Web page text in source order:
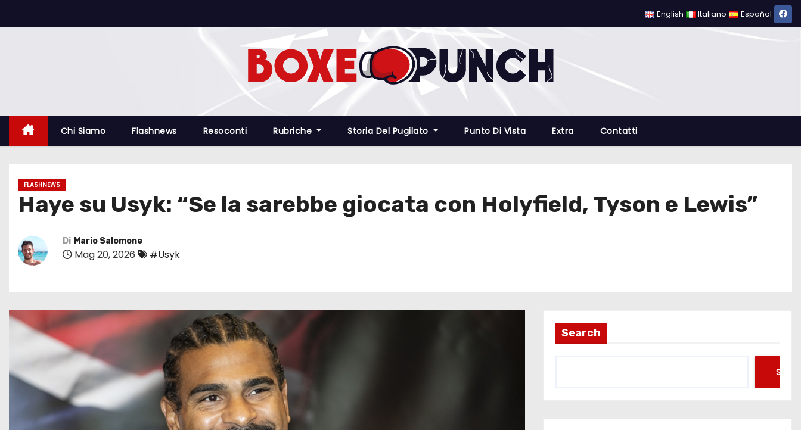
a
English Italiano Español
Chi Siamo Flashnews Resoconti Rubriche Storia Del Pugilato Punto Di Vista Extra Contatti
FLASHNEWS
Haye su Usyk: “Se la sarebbe giocata con Holyfield, Tyson e Lewis”
Di Mario Salomone
Mag 20, 2026 #Usyk
Search